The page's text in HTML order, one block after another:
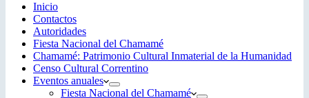
Inicio
Contactos
Autoridades
Fiesta Nacional del Chamamé
Chamamé: Patrimonio Cultural Inmaterial de la Humanidad
Censo Cultural Correntino
Eventos anuales
Fiesta Nacional del Chamamé